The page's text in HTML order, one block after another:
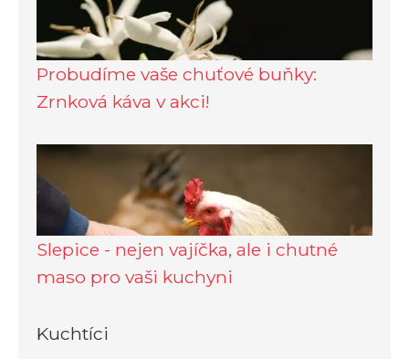
Probudíme vaše chuťové buňky:
Zrnková káva v akci!
Slepice - nejen vajíčka, ale i chutné
maso pro vaši kuchyni
Kuchtíci